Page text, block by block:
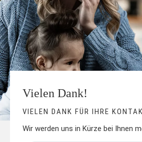
Vielen Dank!
VIELEN DANK FÜR IHRE
Wir werden uns in Kürze bei Ihnen